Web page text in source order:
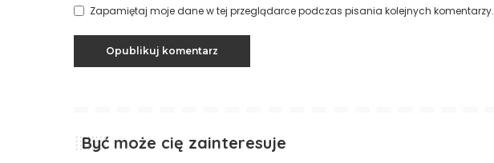
Zapamiętaj moje dane w tej przeglądarce podczas pisania kolejnych komentarzy.
Być może cię zainteresuje